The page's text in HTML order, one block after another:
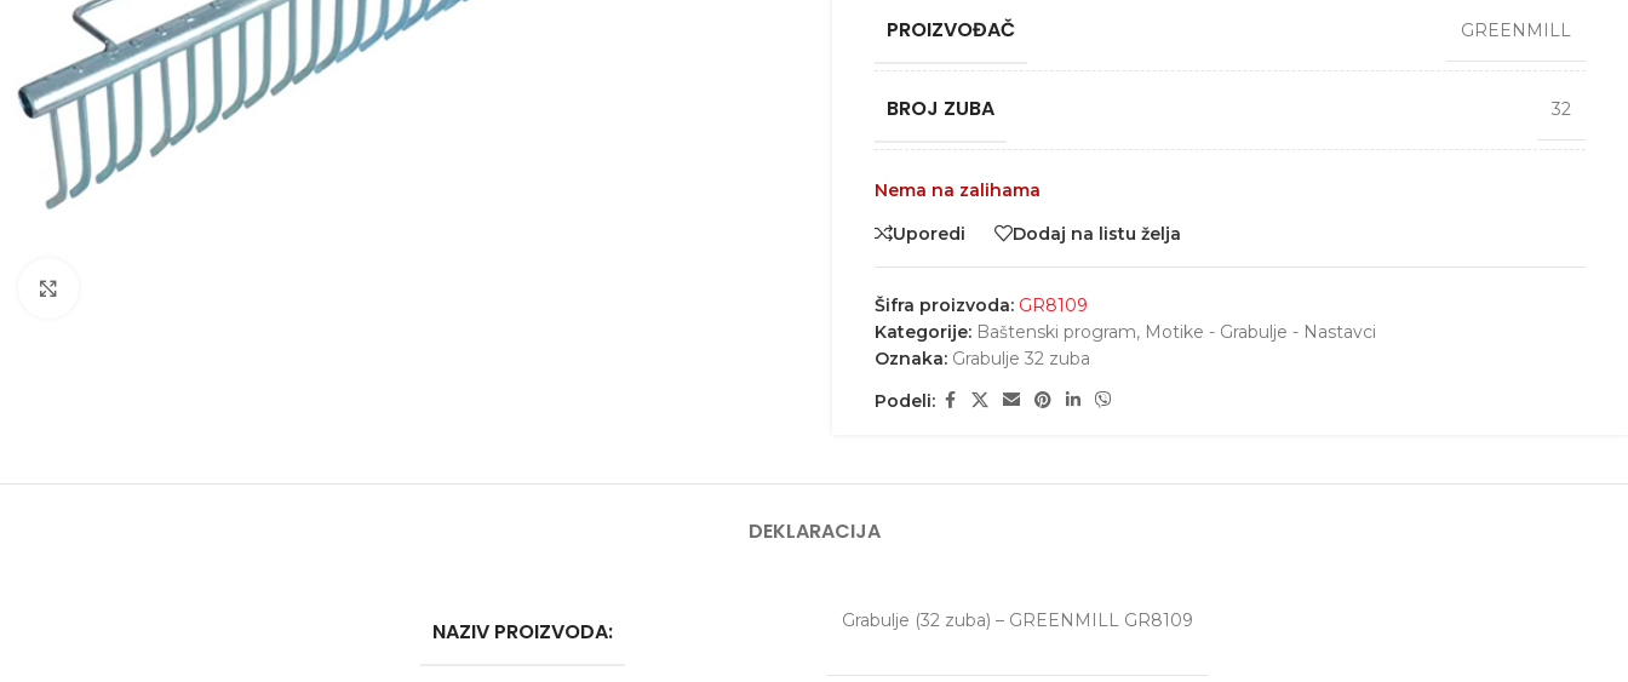
PROIZVOĐAČ GREENMILL
BROJ ZUBA 32
Nema na zalihama
Uporedi
Dodaj na listu želja
Šifra proizvoda: GR8109
Kategorije: Baštenski program, Motike - Grabulje - Nastavci
Oznaka: Grabulje 32 zuba
Podeli:
DEKLARACIJA
NAZIV PROIZVODA: Grabulje (32 zuba) – GREENMILL GR8109